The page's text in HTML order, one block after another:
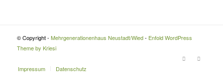
© Copyright - Mehrgenerationenhaus Neustadt/Wied- Enfold WordPress
Theme by Kriesi
Impressum Datenschutz